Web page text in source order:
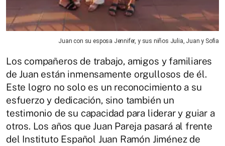
Juan con su esposa Jennifer, y sus niños Julia, Juan y Sofia
Los compañeros de trabajo, amigos y familiares
de Juan están inmensamente orgullosos de él.
Este logro no solo es un reconocimiento a su
esfuerzo y dedicación, sino también un
testimonio de su capacidad para liderar y guiar a
otros. Los años que Juan Pareja pasará al frente
del Instituto Español Juan Ramón Jiménez de